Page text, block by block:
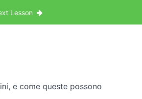
Lesson
e come queste possono